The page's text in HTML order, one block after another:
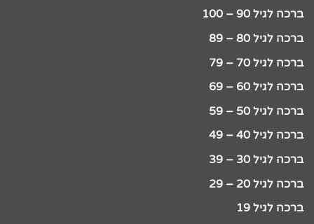
ברכה לגיל 90 – 100
ברכה לגיל 80 – 89
ברכה לגיל 70 – 79
ברכה לגיל 60 – 69
ברכה לגיל 50 – 59
ברכה לגיל 40 – 49
ברכה לגיל 30 – 39
ברכה לגיל 20 – 29
ברכה לגיל 19